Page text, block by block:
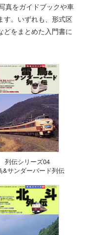
真をガイドブックや車
す。いずれも、形式区
どをまとめた入門書に
列伝シリーズ04
&サンダーバード列伝